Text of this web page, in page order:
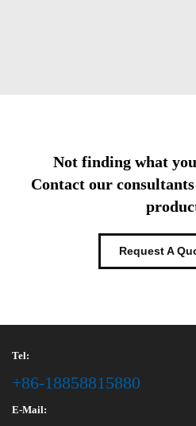
Not finding what
Contact our
Request A
Tel:
+86-18858815880
E-Mail: